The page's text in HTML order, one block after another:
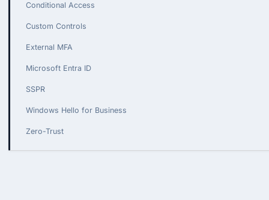
Conditional Access
Custom Controls
External MFA
Microsoft Entra ID
SSPR
Windows Hello for Business
Zero-Trust